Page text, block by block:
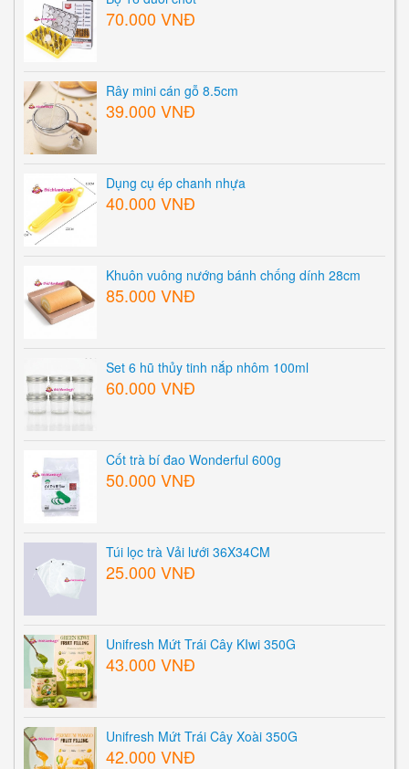
70.000 VNĐ
Rây mini cán gỗ 8.5cm
39.000 VNĐ
Dụng cụ ép chanh nhựa
40.000 VNĐ
Khuôn vuông nướng bánh chống dính 28cm
85.000 VNĐ
Set 6 hũ thủy tinh nắp nhôm 100ml
60.000 VNĐ
Cốt trà bí đao Wonderful 600g
50.000 VNĐ
Túi lọc trà Vải lưới 36X34CM
25.000 VNĐ
Unifresh Mứt Trái Cây KIwi 350G
43.000 VNĐ
Unifresh Mứt Trái Cây Xoài 350G
42.000 VNĐ